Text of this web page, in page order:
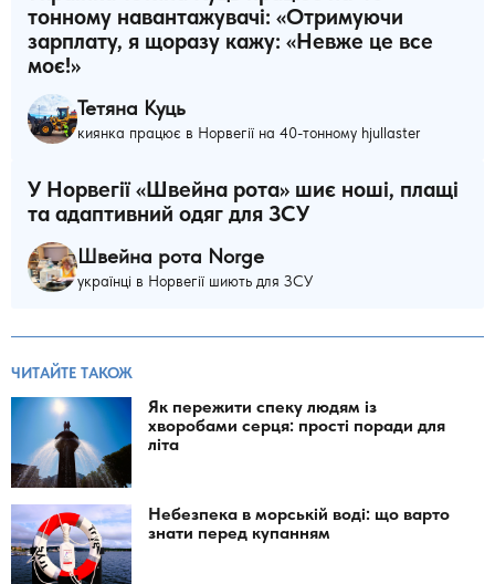
тонному навантажувачі: «Отримуючи
зарплату, я щоразу кажу: «Невже це все
моє!»
Тетяна Куць
киянка працює в Норвегії на 40-тонному hjullaster
У Норвегії «Швейна рота» шиє ноші, плащі
та адаптивний одяг для ЗСУ
Швейна рота Norge
українці в Норвегії шиють для ЗСУ
ЧИТАЙТЕ ТАКОЖ
Як пережити спеку людям із
хворобами серця: прості поради для
літа
Небезпека в морській воді: що варто
знати перед купанням